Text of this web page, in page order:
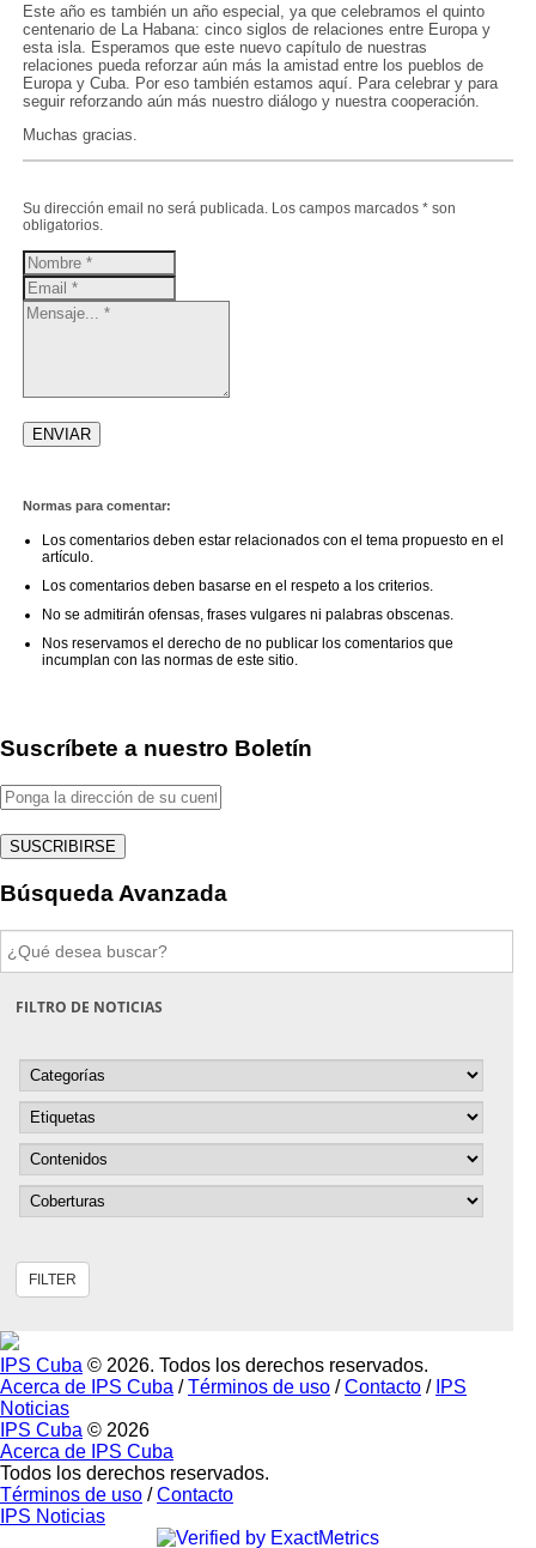
Este año es también un año especial, ya que celebramos el quinto
centenario de La Habana: cinco siglos de relaciones entre Europa y
esta isla. Esperamos que este nuevo capítulo de nuestras
relaciones pueda reforzar aún más la amistad entre los pueblos de
Europa y Cuba. Por eso también estamos aquí. Para celebrar y para
seguir reforzando aún más nuestro diálogo y nuestra cooperación.
Muchas gracias.
Su dirección email no será publicada. Los campos marcados * son
obligatorios.
Normas para comentar:
Los comentarios deben estar relacionados con el tema propuesto en el
artículo.
Los comentarios deben basarse en el respeto a los criterios.
No se admitirán ofensas, frases vulgares ni palabras obscenas.
Nos reservamos el derecho de no publicar los comentarios que
incumplan con las normas de este sitio.
Suscríbete a nuestro Boletín
Búsqueda Avanzada
Buscar:
FILTRO DE NOTICIAS
IPS Cuba © 2026. Todos los derechos reservados.
Acerca de IPS Cuba / Términos de uso / Contacto / IPS
Noticias
IPS Cuba © 2026
Acerca de IPS Cuba
Todos los derechos reservados.
Términos de uso / Contacto
IPS Noticias